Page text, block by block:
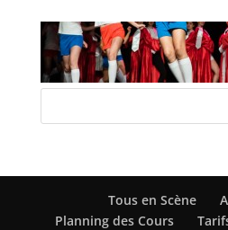
Tous en Scène
Planning des Cours